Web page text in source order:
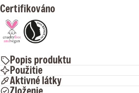
olej
na
pery
ml
olej
ml
Certifikováno
Popis produktu
Použitie
Aktivné látky